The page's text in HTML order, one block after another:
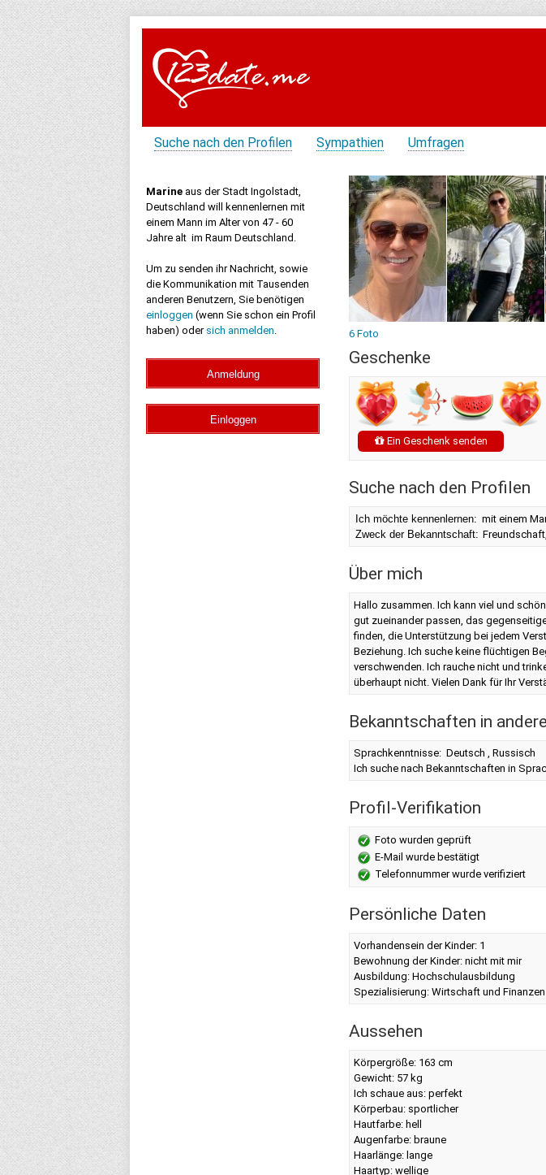
Suche nach den Profilen Sympathien Umfragen
Marine aus der Stadt Ingolstadt,
Deutschland will kennenlernen mit
einem Mann im Alter von 47 - 60
Jahre alt im Raum Deutschland.
Um zu senden ihr Nachricht, sowie
die Kommunikation mit Tausenden
anderen Benutzern, Sie benötigen
einloggen (wenn Sie schon ein Profil
haben) oder sich anmelden. 6 Foto
Geschenke
Ein Geschenk senden
Suche nach den Profilen
Ich möchte kennenlernen: mit einem
Zweck der Bekanntschaft:
Über mich
Hallo zusammen. Ich kann viel und
gut zueinander passen, das
finden, die Unterstützung bei jedem
Beziehung. Ich suche keine flüchtigen
verschwenden. Ich rauche nicht und
überhaupt nicht. Vielen Dank für Ihr
Bekanntschaften in
Sprachkenntnisse: Deutsch , Russisch
Ich suche nach Bekanntschaften in
Profil-Verifikation
Foto wurden geprüft
E-Mail wurde bestätigt
Telefonnummer wurde verifiziert
Persönliche Daten
Vorhandensein der Kinder: 1
Bewohnung der Kinder: nicht mit mir
Ausbildung: Hochschulausbildung
Spezialisierung: Wirtschaft und Finanzen
Aussehen
Körpergröße: 163 cm
Gewicht: 57 kg
Ich schaue aus: perfekt
Körperbau: sportlicher
Hautfarbe: hell
Augenfarbe: braune
Haarlänge: lange
Haartyp: wellige